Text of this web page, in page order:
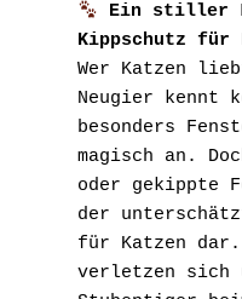
Ein stiller
Kippschutz für
Wer Katzen
Neugier kennt
besonders
magisch an.
oder gekippte
der
für Katzen dar.
verletzen sich